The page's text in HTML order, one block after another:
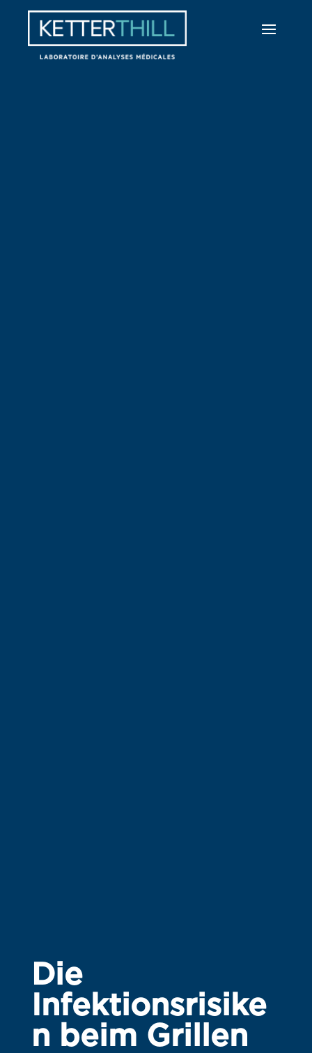
Die
Infektionsrisike
n beim Grillen